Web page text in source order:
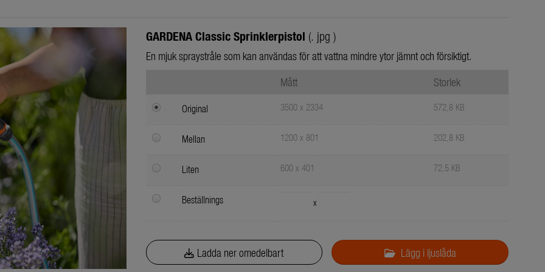
GARDENA Classic Sprinklerpistol (. jpg )
En mjuk spraystråle som kan användas för att vattna mindre ytor jämnt och försiktigt.
Mått
Storlek
Original 3500 x 2334 572,8 KB
Mellan 1200 x 801 202,8 KB
Liten 600 x 401 72,5 KB
Beställnings x
Ladda ner omedelbart Lägg i ljuslåda